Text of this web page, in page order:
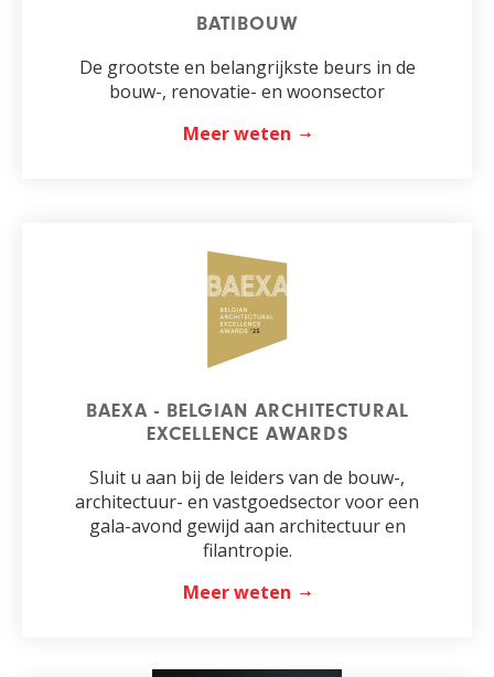
BATIBOUW
De grootste en belangrijkste beurs in de
bouw-, renovatie- en woonsector
Meer weten
BAEXA - BELGIAN ARCHITECTURAL
EXCELLENCE AWARDS
Sluit u aan bij de leiders van de bouw-,
architectuur- en vastgoedsector voor een
gala-avond gewijd aan architectuur en
filantropie.
Meer weten